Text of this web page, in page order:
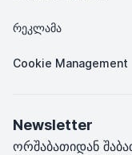
რეკლამა
Cookie Management
Newsletter
ორშაბათიდან